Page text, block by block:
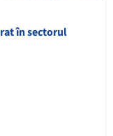
în sectorul